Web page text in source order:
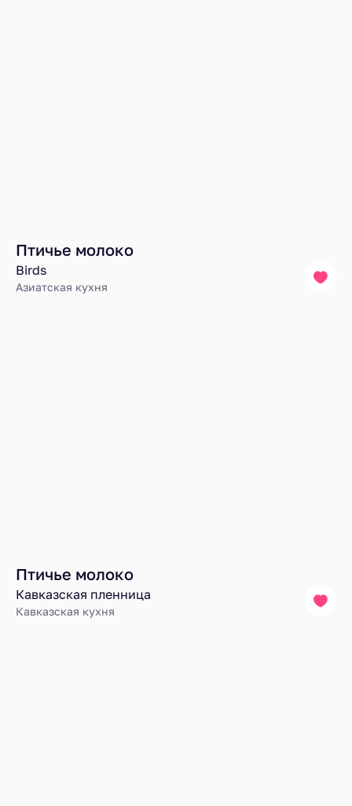
Птичье молоко
Birds
Азиатская кухня
Птичье молоко
Кавказская пленница
Кавказская кухня